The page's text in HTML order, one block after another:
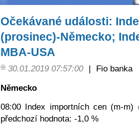
Očekávané události:
(prosinec)-Německo;
MBA-USA
30.01.2019 07:57:00 |
Fio banka
Německo
08:00 Index importních cen (m-
předchozí hodnota: -1,0 %